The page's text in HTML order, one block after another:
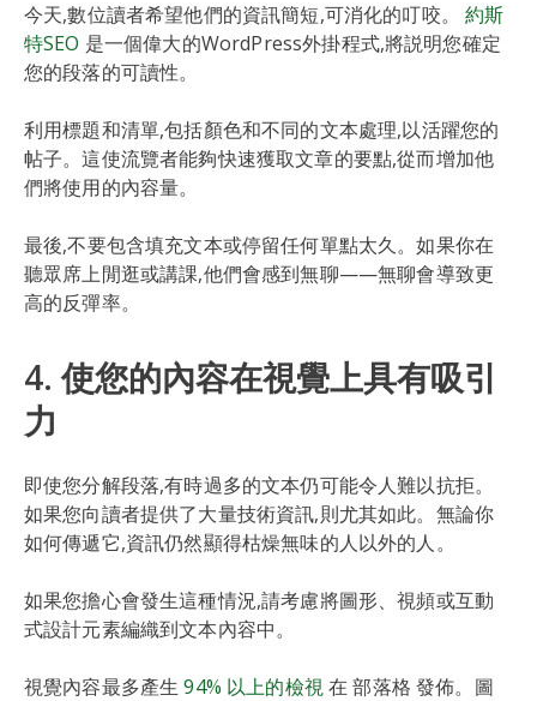
今天,數位讀者希望他們的資訊簡短,可消化的叮咬。約斯
特SEO 是一個偉大的WordPress外掛程式,將説明您確定
您的段落的可讀性。
利用標題和清單,包括顏色和不同的文本處理,以活躍您的
帖子。這使流覽者能夠快速獲取文章的要點,從而增加他
們將使用的內容量。
最後,不要包含填充文本或停留任何單點太久。如果你在
聽眾席上閒逛或講課,他們會感到無聊——無聊會導致更
高的反彈率。
4. 使您的內容在視覺上具有吸引
力
即使您分解段落,有時過多的文本仍可能令人難以抗拒。
如果您向讀者提供了大量技術資訊,則尤其如此。無論你
如何傳遞它,資訊仍然顯得枯燥無味的人以外的人。
如果您擔心會發生這種情況,請考慮將圖形、視頻或互動
式設計元素編織到文本內容中。
視覺內容最多產生94% 以上的檢視在 部落格 發佈。圖